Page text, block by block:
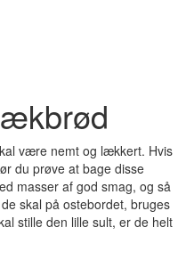
være nemt og lækkert. Hvis
du prøve at bage disse
masser af god smag, og så
skal på ostebordet, bruges
stille den lille sult, er de helt